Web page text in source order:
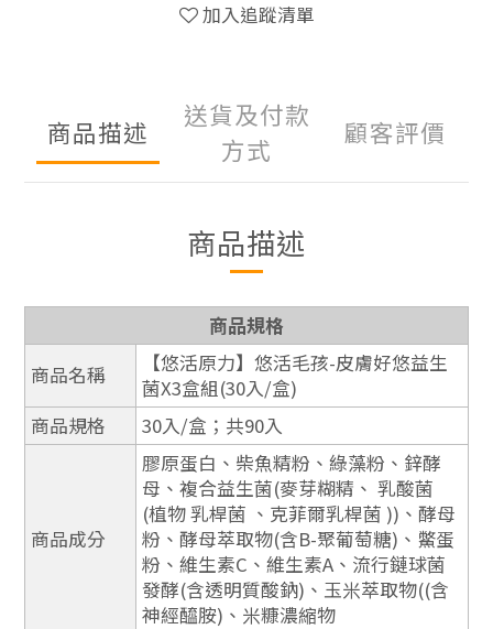
加入追蹤清單
商品描述
送貨及付款
方式
顧客評價
商品描述
商品規格
商品名稱
【悠活原力】悠活毛孩-皮膚好悠益生
菌X3盒組(30入/盒)
商品規格
30入/盒；共90入
商品成分
膠原蛋白、柴魚精粉、綠藻粉、鋅酵
母、複合益生菌(麥芽糊精、 乳酸菌
(植物 乳桿菌 、克菲爾乳桿菌 ))、酵母
粉、酵母萃取物(含B-聚葡萄糖)、鱉蛋
粉、維生素C、維生素A、流行鏈球菌
發酵(含透明質酸鈉)、玉米萃取物((含
神經醯胺)、米糠濃縮物